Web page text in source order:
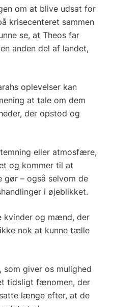
om at blive udsat for
krisecenteret sammen
se, at Theos far
anden del af landet,
oplevelser kan
at tale om dem
der opstod og
eller atmosfære,
og kommer til at
– også selvom de
i øjeblikket.
kvinder og mænd, der
nok at kunne tælle
som giver os mulighed
tidsligt fænomen, der
længe efter, at de